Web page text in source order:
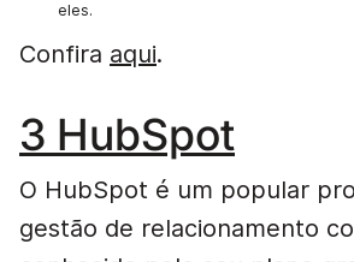
eles.
Confira aqui.
3 HubSpot
O HubSpot é um popular
gestão de relacionamento